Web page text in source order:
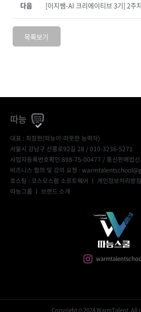
[이지쌤-AI 크리에이티브 3기] 2주
다음
목록보기
따능
대표 : 최창현(따능이-따뜻한 능력자)
서울시 강남구 선릉로92길 28 / 010-3236-5271
사업자등록번호확인:898-75-00477 / 통신판매업
비즈니스 협의 및 강의 요청 :
호스팅 : 코스모스팜 소프트웨어 ㅣ 개인정보처리방침
따능그룹 ㅣ 브랜드 소개